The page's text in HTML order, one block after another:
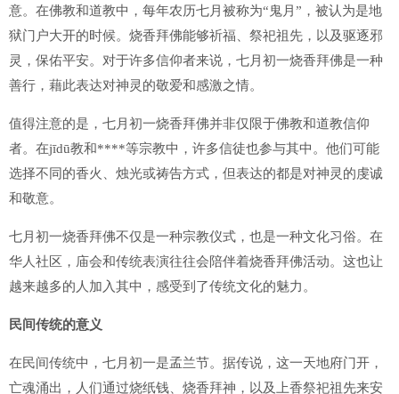
意。在佛教和道教中，每年农历七月被称为“鬼月”，被认为是地
狱门户大开的时候。烧香拜佛能够祈福、祭祀祖先，以及驱逐邪
灵，保佑平安。对于许多信仰者来说，七月初一烧香拜佛是一种
善行，藉此表达对神灵的敬爱和感激之情。
值得注意的是，七月初一烧香拜佛并非仅限于佛教和道教信仰
者。在jīdū教和****等宗教中，许多信徒也参与其中。他们可能
选择不同的香火、烛光或祷告方式，但表达的都是对神灵的虔诚
和敬意。
七月初一烧香拜佛不仅是一种宗教仪式，也是一种文化习俗。在
华人社区，庙会和传统表演往往会陪伴着烧香拜佛活动。这也让
越来越多的人加入其中，感受到了传统文化的魅力。
民间传统的意义
在民间传统中，七月初一是孟兰节。据传说，这一天地府门开，
亡魂涌出，人们通过烧纸钱、烧香拜神，以及上香祭祀祖先来安